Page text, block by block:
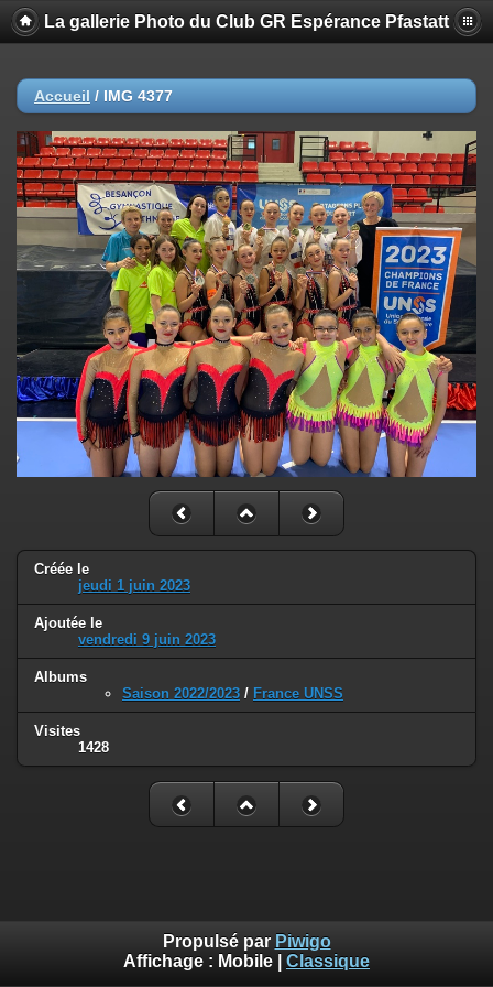
La gallerie Photo du Club GR Espérance Pfastatt
Accueil / IMG 4377
Créée le
jeudi 1 juin 2023
Ajoutée le
vendredi 9 juin 2023
Albums
Saison 2022/2023 / France UNSS
Visites
1428
Propulsé par Piwigo
Affichage : Mobile Classique